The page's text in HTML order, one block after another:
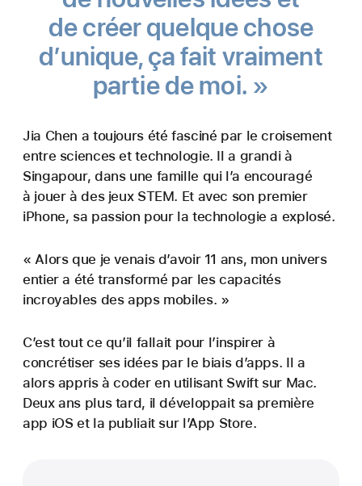
de créer quelque chose
d’unique, ça fait vraiment
partie de moi. »
Jia Chen a toujours été fasciné par le croisement
entre sciences et technologie. Il a grandi à
Singapour, dans une famille qui l’a encouragé
à jouer à des jeux STEM. Et avec son premier
iPhone, sa passion pour la technologie a explosé.
« Alors que je venais d’avoir 11 ans, mon univers
entier a été transformé par les capacités
incroyables des apps mobiles. »
C’est tout ce qu’il fallait pour l’inspirer à
concrétiser ses idées par le biais d’apps. Il a
alors appris à coder en utilisant Swift sur Mac.
Deux ans plus tard, il développait sa première
app iOS et la publiait sur l’App Store.